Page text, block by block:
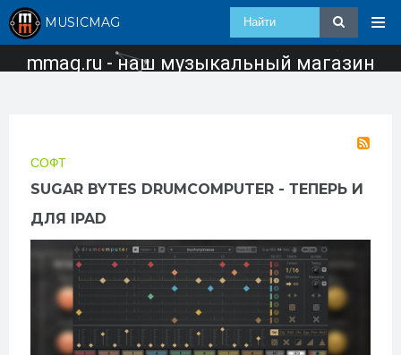
MUSICMAG
mmag.ru - наш музыкальный магазин
СОФТ
SUGAR BYTES DRUMCOMPUTER - ТЕПЕРЬ И
ДЛЯ IPAD